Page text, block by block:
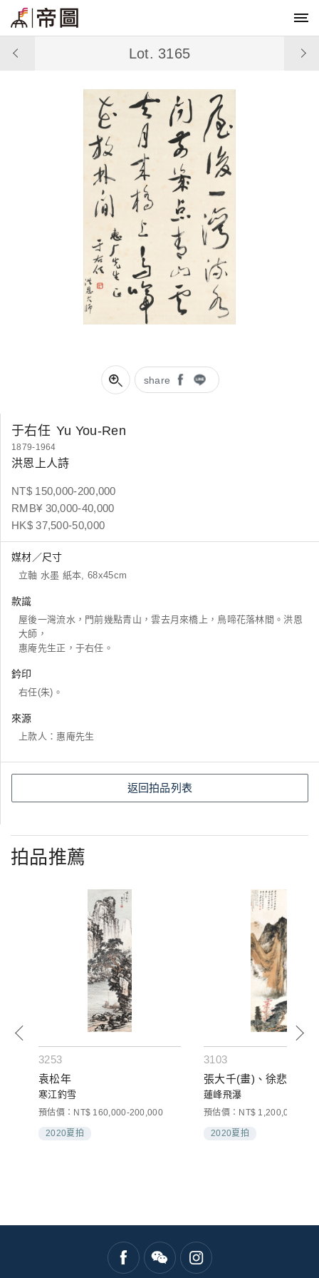
share
Lot. 3165
于右任 Yu You-Ren
1879-1964
洪恩上人詩
NT$ 150,000-200,000
RMB¥ 30,000-40,000
HK$ 37,500-50,000
媒材／尺寸
立軸 水墨 紙本, 68x45cm
款識
屋後一灣流水，門前幾點青山，雲去月來橋上，鳥啼花落林間。洪恩
大師，
惠庵先生正，于右任。
鈐印
右任(朱)。
來源
上款人：惠庵先生
返回拍品列表
拍品推薦
3253
袁松年
寒江釣雪
預估價：NT$ 160,000-200,000
2020夏拍
3103
張大千(畫)、徐悲鴻(題)
蓮峰飛瀑
預估價：NT$ 1,200,000-
2020夏拍